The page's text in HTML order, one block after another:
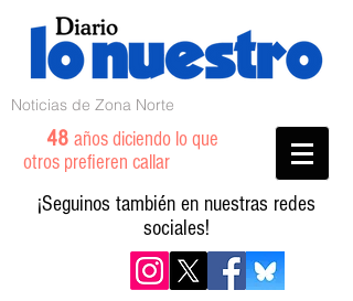
Noticias de Zona Norte
48 años diciendo lo que
otros prefieren callar
¡Seguinos también en nuestras redes
sociales!